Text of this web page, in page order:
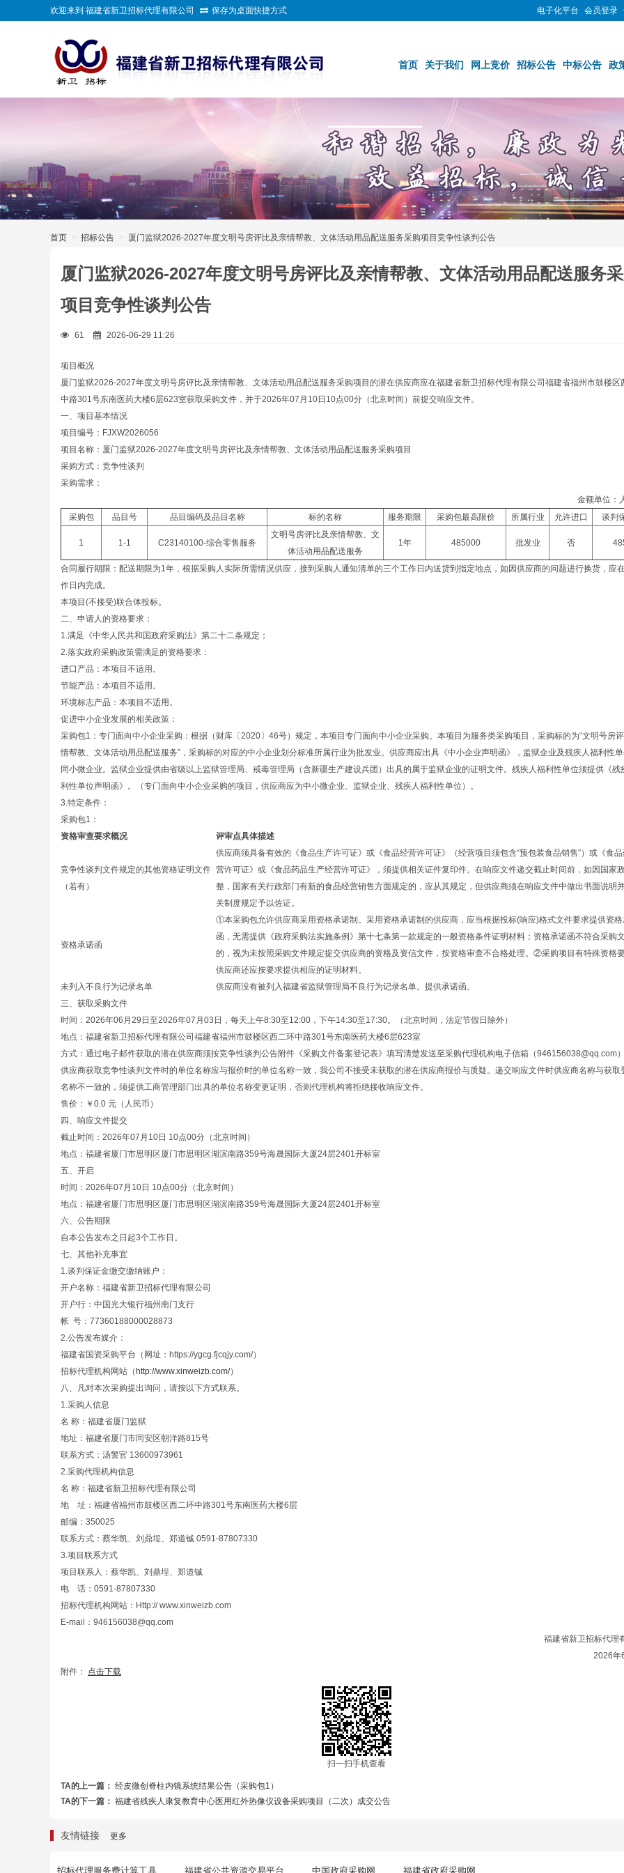
电子化平台 会员登录
欢迎来到 福建省新卫招标代理有限公司 保存为桌面快捷方式
首页 关于我们 网上竞价 招标公告 中标公告 政
首页 > 招标公告 > 厦门监狱2026-2027年度文明号房评比及亲情帮教、文体活动用品配送服务采购项目竞争性谈判公告
厦门监狱2026-2027年度文明号房评比及亲情帮教、文体活动用品配送服务
项目竞争性谈判公告
61 2026-06-29 11:26
项目概况
厦门监狱2026-2027年度文明号房评比及亲情帮教、文体活动用品配送服务采购项目的潜在供应商应在福建省新卫招标代理有限公司福建省福州市鼓楼区
中路301号东南医药大楼6层623室获取采购文件，并于2026年07月10日10点00分（北京时间）前提交响应文件。
一、项目基本情况
项目编号：FJXW2026056
项目名称：厦门监狱2026-2027年度文明号房评比及亲情帮教、文体活动用品配送服务采购项目
采购方式：竞争性谈判
采购需求：
金额单位：
采购包
品目号 品目编码及品目名称 标的名称 服务期限 采购包最高限价 所属行业 允许进口 谈判
1 1-1 C23140100-综合零售服务
文明号房评比及亲情帮教、文
体活动用品配送服务
1年 485000 批发业 否
合同履行期限：配送期限为1年，根据采购人实际所需情况供应，接到采购人通知清单的三个工作日内送货到指定地点，如因供应商的问题进行换货，应
作日内完成。
本项目(不接受)联合体投标。
二、申请人的资格要求：
1.满足《中华人民共和国政府采购法》第二十二条规定；
2.落实政府采购政策需满足的资格要求：
进口产品：本项目不适用。
节能产品：本项目不适用。
环境标志产品：本项目不适用。
促进中小企业发展的相关政策：
采购包1：专门面向中小企业采购：根据（财库〔2020〕46号）规定，本项目专门面向中小企业采购。本项目为服务类采购项目，采购标的为“文明号房
情帮教、文体活动用品配送服务”，采购标的对应的中小企业划分标准所属行业为批发业。供应商应出具《中小企业声明函》，监狱企业及残疾人福利性
同小微企业。监狱企业提供由省级以上监狱管理局、戒毒管理局（含新疆生产建设兵团）出具的属于监狱企业的证明文件。残疾人福利性单位须提供《残
利性单位声明函》。（专门面向中小企业采购的项目，供应商应为中小微企业、监狱企业、残疾人福利性单位）。
3.特定条件：
采购包1：
资格审查要求概况
评审点具体描述
竞争性谈判文件规定的其他资格证明文件
（若有）
供应商须具备有效的《食品生产许可证》或《食品经营许可证》（经营项目须包含“预包装食品销售”）或《食
营许可证》或《食品药品生产经营许可证》，须提供相关证件复印件。在响应文件递交截止时间前，如因国家
整，国家有关行政部门有新的食品经营销售方面规定的，应从其规定，但供应商须在响应文件中做出书面说明
关制度规定予以佐证。
资格承诺函
①本采购包允许供应商采用资格承诺制。采用资格承诺制的供应商，应当根据投标(响应)格式文件要求提供资
函，无需提供《政府采购法实施条例》第十七条第一款规定的一般资格条件证明材料；资格承诺函不符合采购
的，视为未按照采购文件规定提交供应商的资格及资信文件，按资格审查不合格处理。②采购项目有特殊资格要
供应商还应按要求提供相应的证明材料。
未列入不良行为记录名单
供应商没有被列入福建省监狱管理局不良行为记录名单。提供承诺函。
三、获取采购文件
时间：2026年06月29日至2026年07月03日，每天上午8:30至12:00，下午14:30至17:30。（北京时间，法定节假日除外）
地点：福建省新卫招标代理有限公司福建省福州市鼓楼区西二环中路301号东南医药大楼6层623室
方式：通过电子邮件获取的潜在供应商须按竞争性谈判公告附件《采购文件备案登记表》填写清楚发送至采购代理机构电子信箱（946156038@qq.com
供应商获取竞争性谈判文件时的单位名称应与报价时的单位名称一致，我公司不接受未获取的潜在供应商报价与质疑。递交响应文件时供应商名称与获取
名称不一致的，须提供工商管理部门出具的单位名称变更证明，否则代理机构将拒绝接收响应文件。
售价：￥0.0 元（人民币）
四、响应文件提交
截止时间：2026年07月10日 10点00分（北京时间）
地点：福建省厦门市思明区厦门市思明区湖滨南路359号海晟国际大厦24层2401开标室
五、开启
时间：2026年07月10日 10点00分（北京时间）
地点：福建省厦门市思明区厦门市思明区湖滨南路359号海晟国际大厦24层2401开标室
六、公告期限
自本公告发布之日起3个工作日。
七、其他补充事宜
1.谈判保证金缴交缴纳账户：
开户名称：福建省新卫招标代理有限公司
开户行：中国光大银行福州南门支行
帐 号：77360188000028873
2.公告发布媒介：
福建省国资采购平台（网址：https://ygcg.fjcqjy.com/）
招标代理机构网站（ http://www.xinweizb.com/）
八、凡对本次采购提出询问，请按以下方式联系。
1.采购人信息
名 称：福建省厦门监狱
地址：福建省厦门市同安区朝洋路815号
联系方式：汤警官 13600973961
2.采购代理机构信息
名 称：福建省新卫招标代理有限公司
地 址：福建省福州市鼓楼区西二环中路301号东南医药大楼6层
邮编：350025
联系方式：蔡华凯、刘鼎埕、郑道铖 0591-87807330
3.项目联系方式
项目联系人：蔡华凯、刘鼎埕、郑道铖
电 话：0591-87807330
招标代理机构网站：Http:// www.xinweizb.com
E-mail：946156038@qq.com
福建省新卫招标代理
2026年
附件： 点击下载
扫一扫手机查看
TA的上一篇： 经皮微创脊柱内镜系统结果公告（采购包1）
TA的下一篇： 福建省残疾人康复教育中心医用红外热像仪设备采购项目（二次）成交公告
友情链接 更多
招标代理服务费计算工具 福建省公共资源交易平台 中国政府采购网 福建省政府采购网